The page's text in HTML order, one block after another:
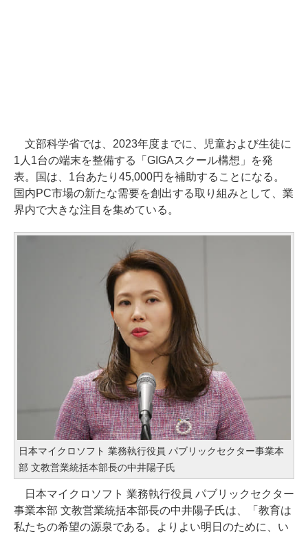
文部科学省では、2023年度までに、児童および生徒に
1人1台の端末を整備する「GIGAスクール構想」を発
表。国は、1台あたり45,000円を補助することになる。
国内PC市場の新たな需要を創出する取り組みとして、業
界内で大きな注目を集めている。
日本マイクロソフト 業務執行役員 パブリックセクター事業本
部 文教営業統括本部長の中井陽子氏
日本マイクロソフト 業務執行役員 パブリックセクター
事業本部 文教営業統括本部長の中井陽子氏は、「教育は
私たちの希望の源泉である。よりよい明日のために、い